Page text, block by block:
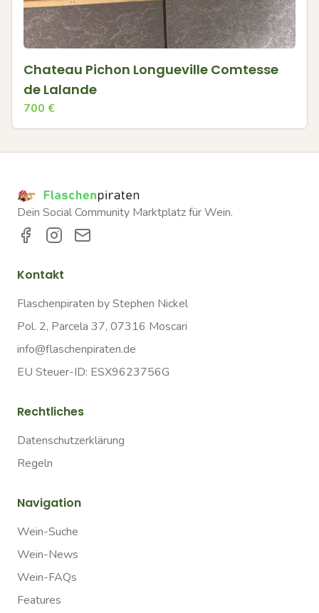
Chateau Pichon Longueville Comtesse
de Lalande
700 €
Dein Social Community Marktplatz für Wein.
Kontakt
Flaschenpiraten by Stephen Nickel
Pol. 2, Parcela 37, 07316 Moscari
info@flaschenpiraten.de
EU Steuer-ID: ESX9623756G
Rechtliches
Datenschutzerklärung
Regeln
Navigation
Wein-Suche
Wein-News
Wein-FAQs
Features